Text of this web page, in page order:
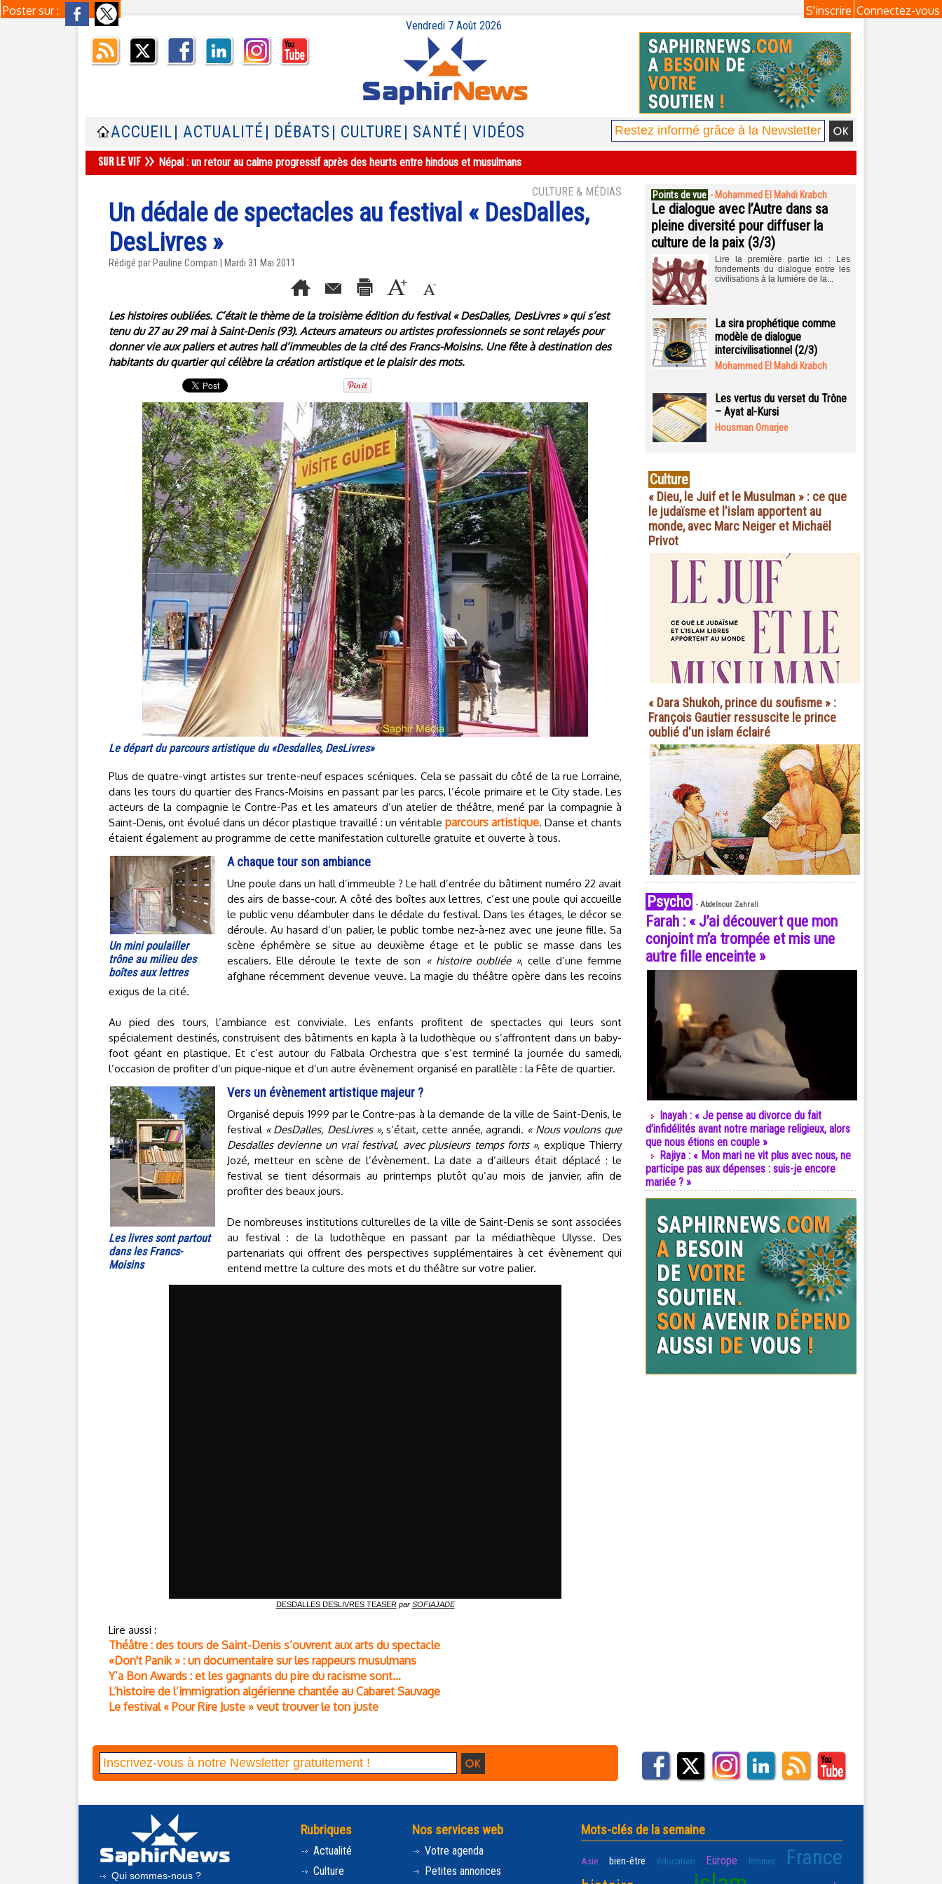
Poster sur : Connectez-vous
S'inscrire
Vendredi 7 Août 2026
ACCUEIL | ACTUALITÉ | DÉBATS | CULTURE | SANTÉ | VIDÉOS
Népal : un retour au calme progressif après des heurts entre hindous et musulmans
CULTURE & MÉDIAS
Un dédale de spectacles au festival « DesDalles,
DesLivres »
Rédigé par Pauline Compan | Mardi 31 Mai 2011
Les histoires oubliées. C’était le thème de la troisième édition du festival « DesDalles, DesLivres » qui s’est
tenu du 27 au 29 mai à Saint-Denis (93). Acteurs amateurs ou artistes professionnels se sont relayés pour
donner vie aux paliers et autres hall d’immeubles de la cité des Francs-Moisins. Une fête à destination des
habitants du quartier qui célèbre la création artistique et le plaisir des mots.
Le départ du parcours artistique du «Desdalles, DesLivres»
Plus de quatre-vingt artistes sur trente-neuf espaces scéniques. Cela se passait du côté de la rue Lorraine,
dans les tours du quartier des Francs-Moisins en passant par les parcs, l’école primaire et le City stade. Les
acteurs de la compagnie le Contre-Pas et les amateurs d’un atelier de théâtre, mené par la compagnie à
Saint-Denis, ont évolué dans un décor plastique travaillé : un véritable parcours artistique. Danse et chants
étaient également au programme de cette manifestation culturelle gratuite et ouverte à tous.
Un mini poulailler
trône au milieu des
boîtes aux lettres
A chaque tour son ambiance
Une poule dans un hall d’immeuble ? Le hall d’entrée du bâtiment numéro 22 avait
des airs de basse-cour. A côté des boîtes aux lettres, c’est une poule qui accueille
le public venu déambuler dans le dédale du festival. Dans les étages, le décor se
déroule. Au hasard d’un palier, le public tombe nez-à-nez avec une jeune fille. Sa
scène éphémère se situe au deuxième étage et le public se masse dans les
escaliers. Elle déroule le texte de son « histoire oubliée », celle d’une femme
afghane récemment devenue veuve. La magie du théâtre opère dans les recoins
exigus de la cité.
Au pied des tours, l’ambiance est conviviale. Les enfants profitent de spectacles qui leurs sont
spécialement destinés, construisent des bâtiments en kapla à la ludothèque ou s’affrontent dans un baby-
foot géant en plastique. Et c’est autour du Falbala Orchestra que s’est terminé la journée du samedi,
l’occasion de profiter d’un pique-nique et d’un autre évènement organisé en parallèle : la Fête de quartier.
Les livres sont partout
dans les Francs-
Moisins
Vers un évènement artistique majeur ?
Organisé depuis 1999 par le Contre-pas à la demande de la ville de Saint-Denis, le
festival « DesDalles, DesLivres », s’était, cette année, agrandi. « Nous voulons que
Desdalles devienne un vrai festival, avec plusieurs temps forts », explique Thierry
Jozé, metteur en scène de l’évènement. La date a d’ailleurs était déplacé : le
festival se tient désormais au printemps plutôt qu’au mois de janvier, afin de
profiter des beaux jours.
De nombreuses institutions culturelles de la ville de Saint-Denis se sont associées
au festival : de la ludothèque en passant par la médiathèque Ulysse. Des
partenariats qui offrent des perspectives supplémentaires à cet évènement qui
entend mettre la culture des mots et du théâtre sur votre palier.
DESDALLES DESLIVRES TEASER par SOFIAJADE
Lire aussi :
Théâtre : des tours de Saint-Denis s’ouvrent aux arts du spectacle
«Don't Panik » : un documentaire sur les rappeurs musulmans
Y’a Bon Awards : et les gagnants du pire du racisme sont…
L’histoire de l’immigration algérienne chantée au Cabaret Sauvage
Le festival « Pour Rire Juste » veut trouver le ton juste
Points de vue - Mohammed El Mahdi Krabch
Le dialogue avec l’Autre dans sa
pleine diversité pour diffuser la
culture de la paix (3/3)
Lire la première partie ici : Les
fondements du dialogue entre les
civilisations à la lumière de la...
La sira prophétique comme
modèle de dialogue
intercivilisationnel (2/3)
Mohammed El Mahdi Krabch
Les vertus du verset du Trône
– Ayat al-Kursi
Housman Omarjee
Culture
« Dieu, le Juif et le Musulman » : ce que
le judaïsme et l'islam apportent au
monde, avec Marc Neiger et Michaël
Privot
« Dara Shukoh, prince du soufisme » :
François Gautier ressuscite le prince
oublié d'un islam éclairé
Psycho - Abdelnour Zahrali
Farah : « J’ai découvert que mon
conjoint m’a trompée et mis une
autre fille enceinte »
Inayah : « Je pense au divorce du fait
d’infidélités avant notre mariage religieux, alors
que nous étions en couple »
Rajiya : « Mon mari ne vit plus avec nous, ne
participe pas aux dépenses : suis-je encore
mariée ? »
Qui sommes-nous ?
Rubriques
Actualité
Culture
Nos services web
Votre agenda
Petites annonces
Mots-clés de la semaine
Asie bien-être éducation Europe femmes France